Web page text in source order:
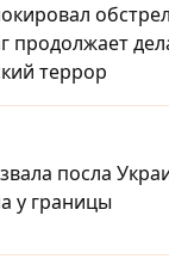
продолжает
террор
посла
у границы